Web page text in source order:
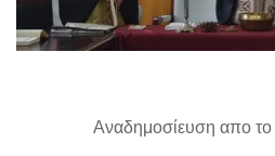
Αναδημοσίευση απο το